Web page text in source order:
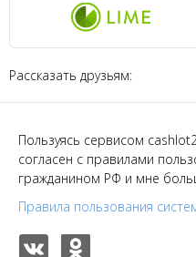
Рассказать друзьям:
Пользуясь сервисом
согласен с правилами
гражданином РФ и мне
Правила пользования